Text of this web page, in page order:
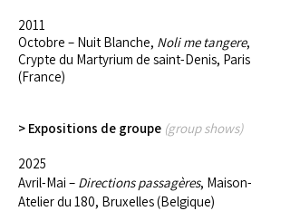
2011
Octobre – Nuit Blanche, Noli me tangere,
Crypte du Martyrium de saint-Denis, Paris
(France)
> Expositions de groupe (group shows)
2025
Avril-Mai – Directions passagères, Maison-
Atelier du 180, Bruxelles (Belgique)